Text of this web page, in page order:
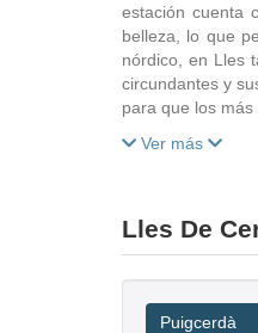
estación cuenta
belleza, lo que
nórdico, en Lles
circundantes y
para que los
Ver más
Lles De
Puigcerdà